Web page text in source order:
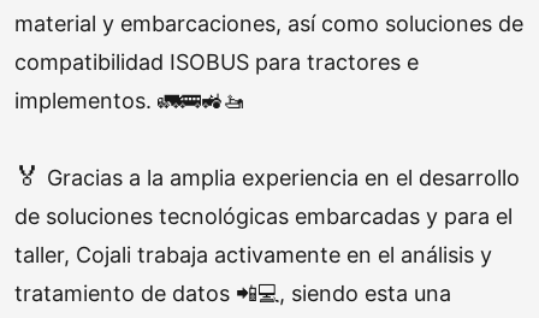
material y embarcaciones, así como soluciones de
compatibilidad ISOBUS para tractores e
implementos. 🚛🚌🚜🚤
🏅 Gracias a la amplia experiencia en el desarrollo
de soluciones tecnológicas embarcadas y para el
taller, Cojali trabaja activamente en el análisis y
tratamiento de datos 📲💻, siendo esta una